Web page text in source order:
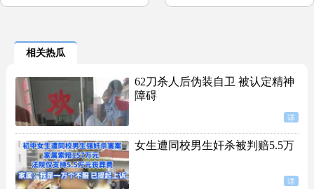
相关热瓜
62刀杀人后伪装自卫 被认定精神
障碍
详
女生遭同校男生奸杀被判赔5.5万
详